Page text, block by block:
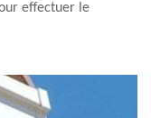
effectuer le